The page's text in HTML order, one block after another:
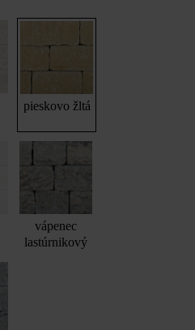
pieskovo žltá
vápenec
lastúrnikový